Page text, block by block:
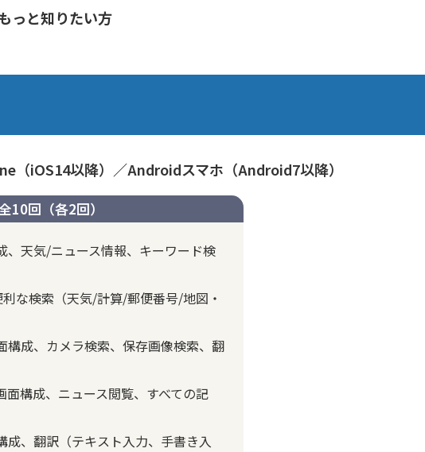
っと知りたい方
（iOS14以降）／Androidスマホ（Android7以降）
10回（各2回）
天気/ニュース情報、キーワード検
な検索（天気/計算/郵便番号/地図・
成、カメラ検索、保存画像検索、翻
構成、ニュース閲覧、すべての記
、翻訳（テキスト入力、手書き入